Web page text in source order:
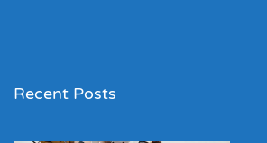
Recent Posts